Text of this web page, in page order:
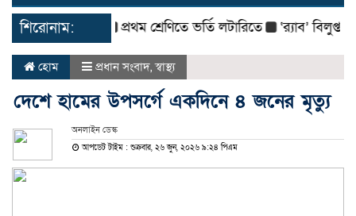
শিরোনাম: প্রথম শ্রেণিতে ভর্তি লটারিতে ‘র‌্যাব’ বিলুপ্ত করে
হোম প্রধান সংবাদ,স্বাস্থ্য
দেশে হামের উপসর্গে একদিনে ৪ জনের মৃত্যু
অনলাইন ডেস্ক
আপডেট টাইম : শুক্রবার, ২৬ জুন, ২০২৬ ৯:২৪ পিএম